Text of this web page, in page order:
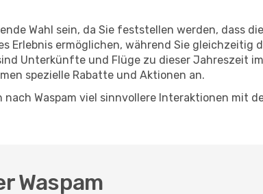
Wahl sein, da Sie feststellen werden, dass
Erlebnis ermöglichen, während Sie gleichzeitig
Unterkünfte und Flüge zu dieser Jahreszeit
spezielle Rabatte und Aktionen an.
nach Waspam viel sinnvollere Interaktionen mit
Waspam